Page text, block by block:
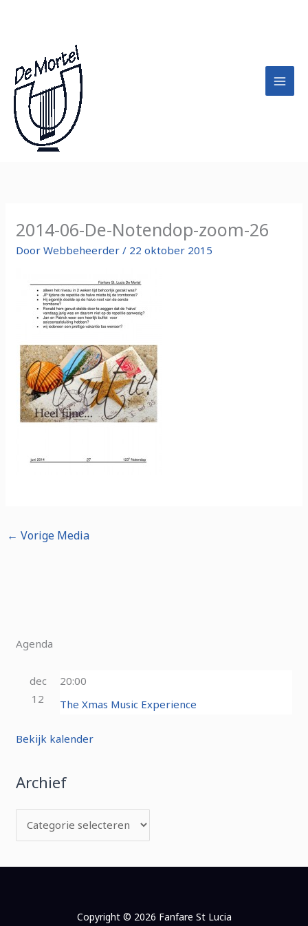
2014-06-De-Notendop-zoom-26
DoorWebbeheerder/ 22 oktober 2015
← Vorige Media
Agenda
dec
12
20:00
The Xmas Music Experience
Bekijk kalender
Archief
h
i
e
f
Copyright © 2026 Fanfare St Lucia